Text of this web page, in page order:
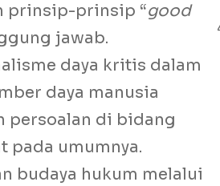
prinsip-prinsip “good
jawab.
daya kritis dalam
daya manusia
persoalan di bidang
pada umumnya.
budaya hukum melalui